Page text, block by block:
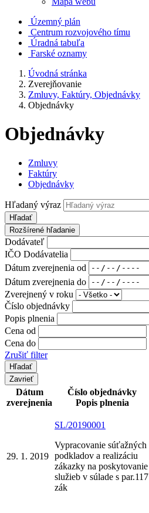
Územný plán
Centrum rozvojového tímu
Úradná tabuľa
Farské oznamy
Úvodná stránka
Zverejňovanie
Zmluvy, Faktúry, Objednávky
Objednávky
Objednávky
Zmluvy
Faktúry
Objednávky
Hľadaný výraz
Hľadať
Rozšírené hľadanie
Dodávateľ
IČO Dodávatelia
Dátum zverejnenia od
Dátum zverejnenia do
Zverejnený v roku
Číslo objednávky
Popis plnenia
Cena od
Cena do
Zrušiť filter
Zavrieť
Dátum
zverejnenia
Číslo objednávky
Popis plnenia
29. 1. 2019
SL/20190001
Vypracovanie súťažných
podkladov a realizáciu
zákazky na poskytovanie
služieb v súlade s par.117
zák